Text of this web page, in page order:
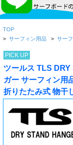
TOP
> サーフィン用品 > サー
PICK UP
ツールス TLS
ガー サーフィン用
折りたたみ式 物干